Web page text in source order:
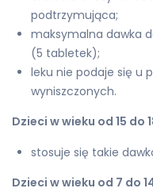
podtrzymująca;
maksymalna dawka
(5 tabletek);
leku nie podaje się u
wyniszczonych.
Dzieci w wieku od 15 do
stosuje się takie
Dzieci w wieku od 7 do